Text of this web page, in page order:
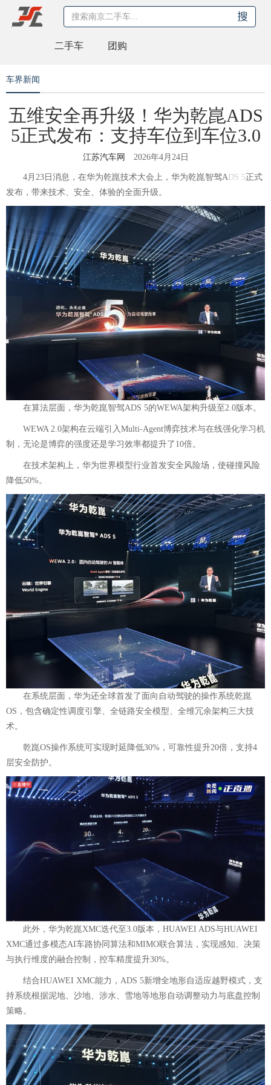
二手车 团购
车界新闻
五维安全再升级！华为乾崑ADS
5正式发布：支持车位到车位3.0
江苏汽车网 2026年4月24日
4月23日消息，在华为乾崑技术大会上，华为乾崑智驾A DS 5正式
发布，带来技术、安全、体验的全面升级。
在算法层面，华为乾崑智驾ADS 5的WEWA架构升级至2.0版本。
WEWA 2.0架构在云端引入Multi-Agent博弈技术与在线强化学习机
制，无论是博弈的强度还是学习效率都提升了10倍。
在技术架构上，华为世界模型行业首发安全风险场，使碰撞风险
降低50%。
在系统层面，华为还全球首发了面向自动驾驶的操作系统乾崑
OS，包含确定性调度引擎、全链路安全模型、全维冗余架构三大技
术。
乾崑OS操作系统可实现时延降低30%，可靠性提升20倍，支持4
层安全防护。
此外，华为乾崑XMC迭代至3.0版本，HUAWEI ADS与HUAWEI
XMC通过多模态AI车路协同算法和MIMO联合算法， 实现感知、决策
与执行维度的融合控制，控车精度提升30%。
结合HUAWEI XMC能力，ADS 5新增全地形自适应越野模式，支
持系统根据泥地、沙地、涉水、雪地等地形自动调整动力与底盘控制
策略。